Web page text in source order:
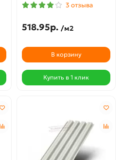
3 отзыва
518.95р. /м2
В корзину
Купить в 1 клик